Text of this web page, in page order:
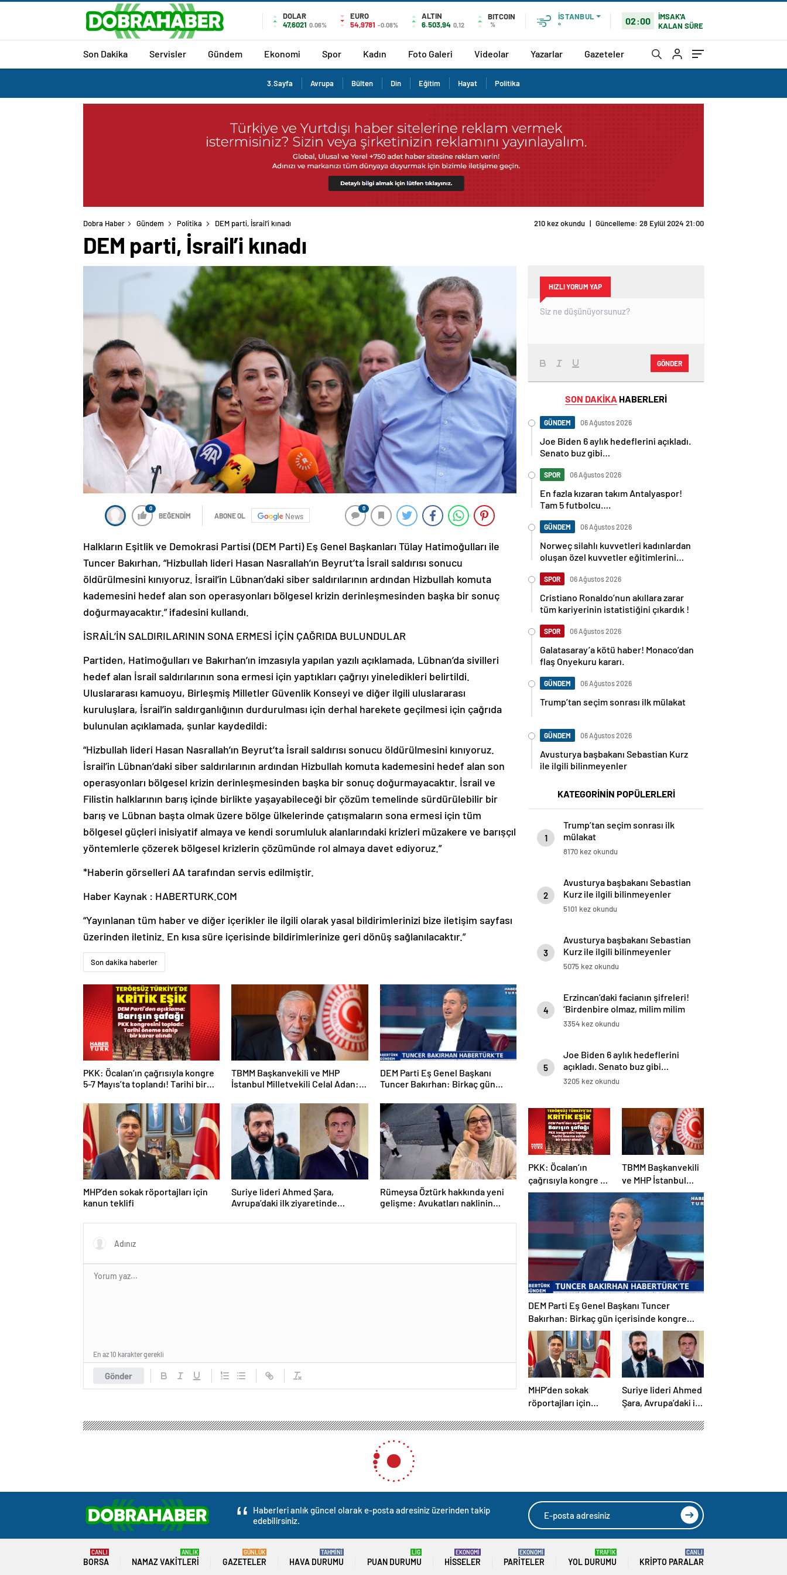
DOLAR
47,6021 0.06%
EURO
54,9781 -0.08%
ALTIN
6.503,94 0,12
BITCOIN
%
İSTANBUL
°
02:00
İMSAK'A
KALAN SÜRE
Son Dakika Servisler Gündem Ekonomi Spor Kadın Foto Galeri Videolar Yazarlar Gazeteler
3.Sayfa Avrupa Bülten Din Eğitim Hayat Politika
Dobra Haber Gündem Politika DEM parti, İsrail’i kınadı
DEM parti, İsrail’i kınadı
0
BEĞENDİM ABONE OL News
0
Halkların Eşitlik ve Demokrasi Partisi (DEM Parti) Eş Genel Başkanları Tülay Hatimoğulları ile
Tuncer Bakırhan, “Hizbullah lideri Hasan Nasrallah’ın Beyrut’ta İsrail saldırısı sonucu
öldürülmesini kınıyoruz. İsrail’in Lübnan’daki siber saldırılarının ardından Hizbullah komuta
kademesini hedef alan son operasyonları bölgesel krizin derinleşmesinden başka bir sonuç
doğurmayacaktır.” ifadesini kullandı.
İSRAİL’İN SALDIRILARININ SONA ERMESİ İÇİN ÇAĞRIDA BULUNDULAR
Partiden, Hatimoğulları ve Bakırhan’ın imzasıyla yapılan yazılı açıklamada, Lübnan’da sivilleri
hedef alan İsrail saldırılarının sona ermesi için yaptıkları çağrıyı yineledikleri belirtildi.
Uluslararası kamuoyu, Birleşmiş Milletler Güvenlik Konseyi ve diğer ilgili uluslararası
kuruluşlara, İsrail’in saldırganlığının durdurulması için derhal harekete geçilmesi için çağrıda
bulunulan açıklamada, şunlar kaydedildi:
“Hizbullah lideri Hasan Nasrallah’ın Beyrut’ta İsrail saldırısı sonucu öldürülmesini kınıyoruz.
İsrail’in Lübnan’daki siber saldırılarının ardından Hizbullah komuta kademesini hedef alan son
operasyonları bölgesel krizin derinleşmesinden başka bir sonuç doğurmayacaktır. İsrail ve
Filistin halklarının barış içinde birlikte yaşayabileceği bir çözüm temelinde sürdürülebilir bir
barış ve Lübnan başta olmak üzere bölge ülkelerinde çatışmaların sona ermesi için tüm
bölgesel güçleri inisiyatif almaya ve kendi sorumluluk alanlarındaki krizleri müzakere ve barışçıl
yöntemlerle çözerek bölgesel krizlerin çözümünde rol almaya davet ediyoruz.”
*Haberin görselleri AA tarafından servis edilmiştir.
Haber Kaynak : HABERTURK.COM
“Yayınlanan tüm haber ve diğer içerikler ile ilgili olarak yasal bildirimlerinizi bize iletişim sayfası
üzerinden iletiniz. En kısa süre içerisinde bildirimlerinize geri dönüş sağlanılacaktır.”
Son dakika haberler
PKK: Öcalan’ın çağrısıyla kongre
5-7 Mayıs’ta toplandı! Tarihi bir
TBMM Başkanvekili ve MHP
İstanbul Milletvekili Celal Adan:
DEM Parti Eş Genel Başkanı
Tuncer Bakırhan: Birkaç gün
açıklanacak
MHP’den sokak röportajları için
kanun teklifi
Suriye lideri Ahmed Şara,
Avrupa’daki ilk ziyaretinde
Rümeysa Öztürk hakkında yeni
gelişme: Avukatları naklinin
Gönder
En az 10 karakter gerekli
HIZLI YORUM YAP
GÖNDER
SON DAKİKA HABERLERİ
GÜNDEM 06 Ağustos 2026
Joe Biden 6 aylık hedeflerini açıkladı.
Senato buz gibi…
SPOR 06 Ağustos 2026
En fazla kızaran takım Antalyaspor!
Tam 5 futbolcu….
GÜNDEM 06 Ağustos 2026
Norweç silahlı kuvvetleri kadınlardan
oluşan özel kuvvetler eğitimlerini
SPOR 06 Ağustos 2026
Cristiano Ronaldo’nun akıllara zarar
tüm kariyerinin istatistiğini çıkardık !
SPOR 06 Ağustos 2026
Galatasaray’a kötü haber! Monaco’dan
flaş Onyekuru kararı.
GÜNDEM 06 Ağustos 2026
Trump’tan seçim sonrası ilk mülakat
GÜNDEM 06 Ağustos 2026
Avusturya başbakanı Sebastian Kurz
ile ilgili bilinmeyenler
KATEGORİNİN POPÜLERLERİ
1
Trump’tan seçim sonrası ilk
mülakat
8170 kez okundu
2
Avusturya başbakanı Sebastian
Kurz ile ilgili bilinmeyenler
5101 kez okundu
3
Avusturya başbakanı Sebastian
Kurz ile ilgili bilinmeyenler
5075 kez okundu
4
Erzincan’daki facianın şifreleri!
‘Birdenbire olmaz, milim milim
kayar’
3354 kez okundu
5
Joe Biden 6 aylık hedeflerini
açıkladı. Senato buz gibi…
3205 kez okundu
PKK: Öcalan’ın
çağrısıyla kongre 5-
7 Mayıs’ta toplandı!
alındı!
TBMM Başkanvekili
ve MHP İstanbul
Milletvekili Celal
Adan: Kan ve kin
devri kapanmıştır
DEM Parti Eş Genel Başkanı Tuncer
Bakırhan: Birkaç gün içerisinde kongre
kararları açıklanacak
MHP’den sokak
röportajları için
Suriye lideri Ahmed
Şara, Avrupa’daki ilk
ile görüşecek
TBMM Başkanı Kurtulmuş: İlhak politikasının vahim sonucu
TBMM Başkanı Kurtulmuş: İlhak politikasının vahim sonucu